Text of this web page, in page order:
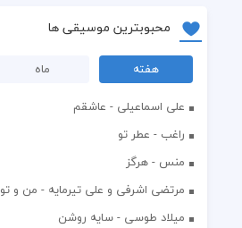
محبوبترین موسیقی ها
هفته ماه
علی اسماعیلی - عاشقم
راغب - عطر تو
منس - هرگز
مرتضی اشرفی و علی تیرمایه - من و تو
میلاد طوسی - سایه روشن